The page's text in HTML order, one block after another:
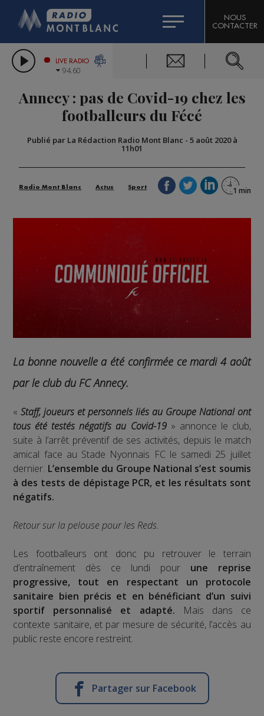
LES CHRONIQUES DE L'EXPERT
CITIZEN MACHINERY
GRAND MASSIF DOMAINES SKIABLES
BIGARD
COMPAGNIE DU MONT-BLANC
NOUS
CONTACTER
LIVE RADIO
94.60
Annecy : pas de Covid-19 chez les
footballeurs du Fécé
Publié par La Rédaction Radio Mont Blanc - 5 août 2020 à
11h01
Radio Mont Blanc Actus Sport
La bonne nouvelle a été confirmée ce mardi 4 août
par le club du FC Annecy.
« Staff, joueurs et personnels liés au Groupe National ont
tous été testés négatifs au Covid-19» annonce le club,
suite à l’arrêt préventif de ses activités, depuis le match
amical face au Stade Nyonnais FC le samedi 25 juillet
dernier. L’ensemble du Groupe National s’est soumis
à des tests de dépistage PCR, et les résultats sont
négatifs.
Retour sur la pelouse pour les Reds.
Les footballeurs ont donc pu retrouver le terrain
d’entraînement dès ce lundi pour une reprise
progressive, tout en respectant un protocole
sanitaire bien précis et en bénéficiant d’un suivi
sportif personnalisé et adapté.
Mais dans ce
contexte sanitaire, et par mesure de sécurité, l’accès au
public reste encore restreint.
Partager sur Facebook